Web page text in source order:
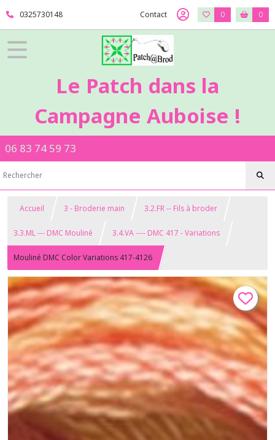
0325730148 Contact 0 0
Le Patch dans la
Campagne Auboise !
06 83 74 59 73
Accueil 3 - Broderie main 3.2.FR -- Fils à broder
3.3.ML --- DMC Mouliné 3.4.VA ---- DMC 417 - Variations
Mouliné DMC Color Variations 417-4126